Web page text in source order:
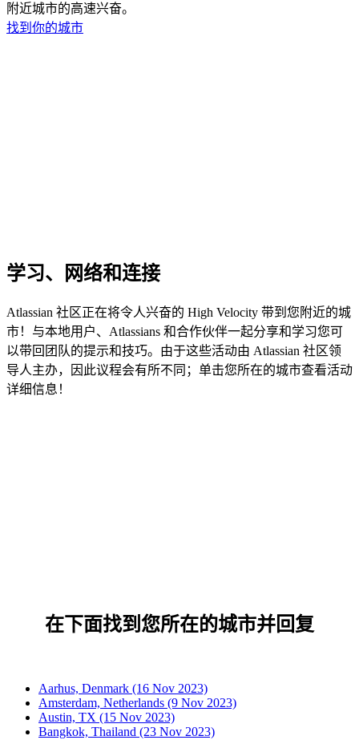
附近城市的高速兴奋。
找到你的城市
学习、网络和连接
Atlassian 社区正在将令人兴奋的 High Velocity 带到您附近的城
市！与本地用户、Atlassians 和合作伙伴一起分享和学习您可
以带回团队的提示和技巧。由于这些活动由 Atlassian 社区领
导人主办，因此议程会有所不同；单击您所在的城市查看活动
详细信息！
在下面找到您所在的城市并回复
Aarhus, Denmark (16 Nov 2023)
Amsterdam, Netherlands (9 Nov 2023)
Austin, TX (15 Nov 2023)
Bangkok, Thailand (23 Nov 2023)